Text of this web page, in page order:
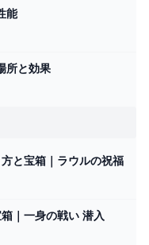
能
所と効果
と宝箱｜ラウルの祝福
｜一身の戦い 潜入